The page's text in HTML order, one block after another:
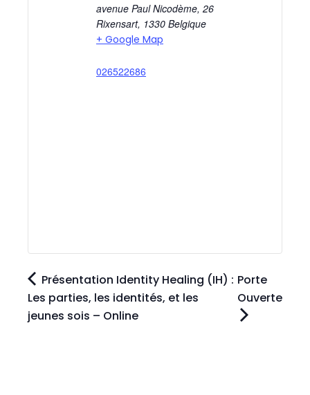
avenue Paul Nicodème, 26
Rixensart, 1330 Belgique
+ Google Map
026522686
Présentation Identity Healing (IH) :
Les parties, les identités, et les
jeunes sois – Online
Porte
Ouverte